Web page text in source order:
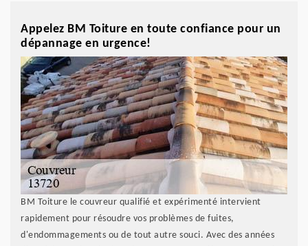
Appelez BM Toiture en toute confiance pour un
dépannage en urgence!
BM Toiture le couvreur qualifié et expérimenté intervient
rapidement pour résoudre vos problèmes de fuites,
d'endommagements ou de tout autre souci. Avec des années